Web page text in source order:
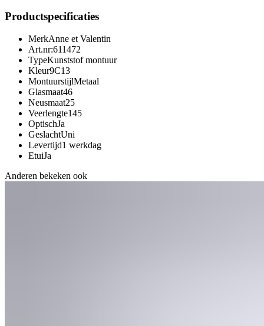
Productspecificaties
MerkAnne et Valentin
Art.nr:611472
TypeKunststof montuur
Kleur9C13
MontuurstijlMetaal
Glasmaat46
Neusmaat25
Veerlengte145
OptischJa
GeslachtUni
Levertijd1 werkdag
EtuiJa
Anderen bekeken ook